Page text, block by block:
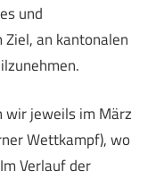
und
an kantonalen
wir jeweils im März
Wettkampf), wo
Verlauf der